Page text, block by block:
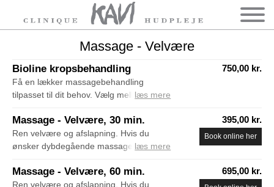
Massage - Velvære
Bioline kropsbehandling
Få en lækker massagebehandling
tilpasset til dit behov. Vælg mellem en
fedtforbrændende behandling.
Behandlingen afsluttes med lækker
bodylotion fra Bioline. Varighed 40 min.
læs mere
750,00 kr.
Massage - Velvære, 30 min.
Ren velvære og afslapning. Hvis du
ønsker dybdegående massage så vælg
læs mere
395,00 kr.
Book online her
Massage - Velvære, 60 min.
Ren velvære og afslapning. Hvis du
695,00 kr.